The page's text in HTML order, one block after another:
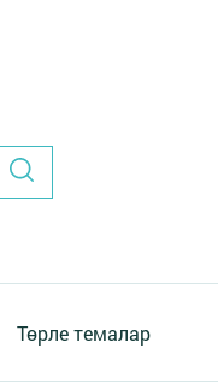
Төрле темалар